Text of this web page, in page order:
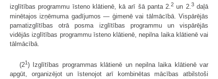
izglītības programmu īsteno klātienē, kā arī šā panta 2.2 un 2.3daļā
minētajos izņēmuma gadījumos — ģimenē vai tālmācībā. Vispārējās
pamatizglītības otrā posma izglītības programmu un vispārējās
vidējās izglītības programmu īsteno klātienē, nepilna laika klātienē vai
tālmācībā.
(21) Izglītības programmas klātienē un nepilna laika klātienē var
apgūt, organizējot un īstenojot arī kombinētas mācības atbilstoši